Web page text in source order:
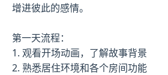
增进彼此的感情。
第一天流程：
1. 观看开场动画，了解故事背景
2. 熟悉居住环境和各个房间功能